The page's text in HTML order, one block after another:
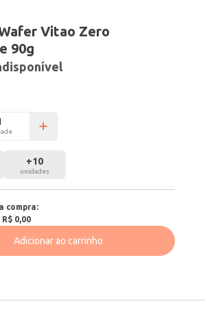
Vitao Zero
90g
+10
unidades
compra:
R$ 0,00
Adicionar ao carrinho